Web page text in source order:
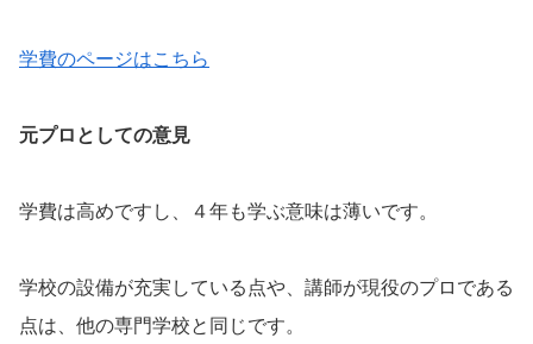
学費のページはこちら
元プロとしての意見
学費は高めですし、４年も学ぶ意味は薄いです。
学校の設備が充実している点や、講師が現役のプロである
点は、他の専門学校と同じです。